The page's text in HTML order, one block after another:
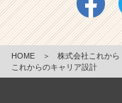
HOME ＞ 株式会社これから
これからのキャリア設計